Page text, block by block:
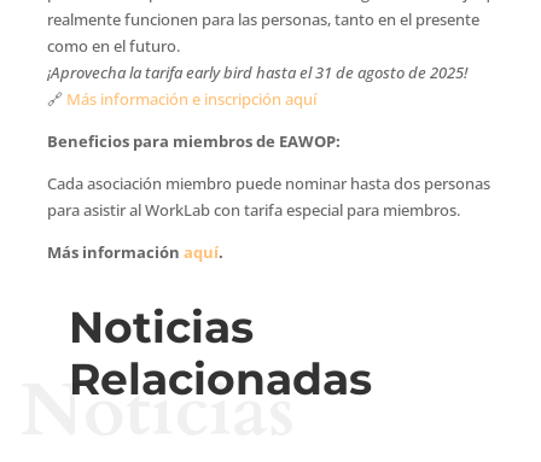
realmente funcionen para las personas, tanto en el presente
como en el futuro.
¡Aprovecha la tarifa early bird hasta el 31 de agosto de 2025!
🔗 Más información e inscripción aquí
Beneficios para miembros de EAWOP:
Cada asociación miembro puede nominar hasta dos personas
para asistir al WorkLab con tarifa especial para miembros.
Más información aquí.
Noticias
Relacionadas
Noticias